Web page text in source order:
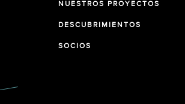
NUESTROS PROYECTOS
DESCUBRIMIENTOS
SOCIOS